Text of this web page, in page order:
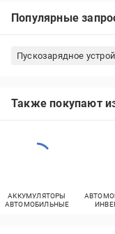
Популярные
Пускозарядное
Также покупают
АККУМУЛЯТОРЫ
АВТОМОБИЛЬНЫЕ